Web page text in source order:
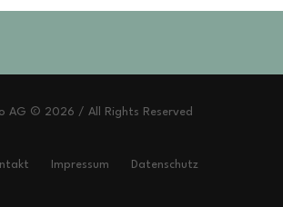
AG © 2026 / All Rights Reserved
Impressum Datenschutz